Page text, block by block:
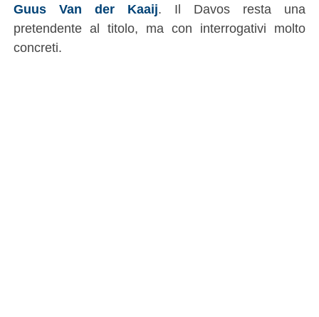
Guus Van der Kaaij. Il Davos resta una
pretendente al titolo, ma con interrogativi molto
concreti.